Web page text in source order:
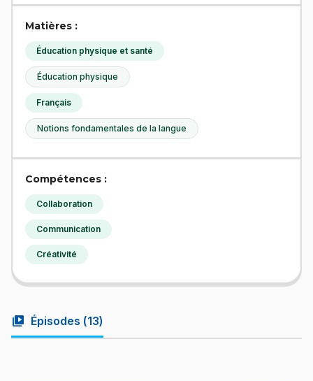
Matières :
Éducation physique et santé
Éducation physique
Français
Notions fondamentales de la langue
Compétences :
Collaboration
Communication
Créativité
video_library Épisodes (13)